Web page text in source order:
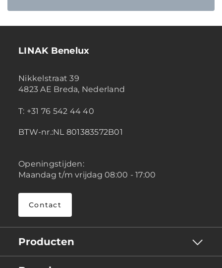
LINAK Benelux
Nikkelstraat 39
4823 AE Breda, Nederland
T: +31 76 542 44 40
BTW-nr.:NL 801383572B01
Openingstijden:
Maandag t/m vrijdag 08:00 - 17:00
Contact
Producten